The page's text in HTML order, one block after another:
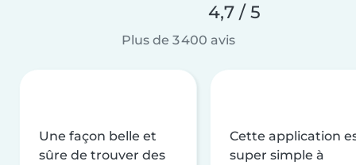
4,7 / 5
Plus de 3 400 avis
Une façon belle et
sûre de trouver des
Cette application
super simple à